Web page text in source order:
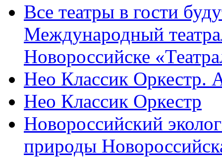
Все театры в гости
Международный
Новороссийске
Нео Классик Оркестр.
Нео Классик Оркестр
Новороссийский
природы